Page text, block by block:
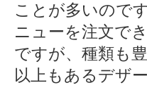
ことが多いので
ニューを注文で
ですが、種類も
以上もあるデザ